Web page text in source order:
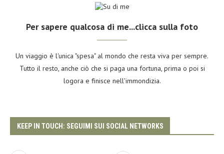
Per sapere qualcosa di me...clicca sulla foto
Un viaggio è l'unica "spesa" al mondo che resta viva per sempre.
Tutto il resto, anche ciò che si paga una fortuna, prima o poi si
logora e finisce nell'immondizia.
KEEP IN TOUCH: SEGUIMI SUI SOCIAL NETWORKS